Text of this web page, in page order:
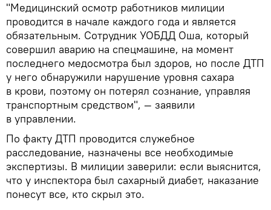
"Медицинский осмотр работников милиции
проводится в начале каждого года и является
обязательным. Сотрудник УОБДД Оша, который
совершил аварию на спецмашине, на момент
последнего медосмотра был здоров, но после ДТП
у него обнаружили нарушение уровня сахара
в крови, поэтому он потерял сознание, управляя
транспортным средством", — заявили
в управлении.
По факту ДТП проводится служебное
расследование, назначены все необходимые
экспертизы. В милиции заверили: если выяснится,
что у инспектора был сахарный диабет, наказание
понесут все, кто скрыл это.